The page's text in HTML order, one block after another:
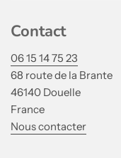
Contact
06 15 14 75 23
68 route de la Brante
46140 Douelle
France
Nous contacter